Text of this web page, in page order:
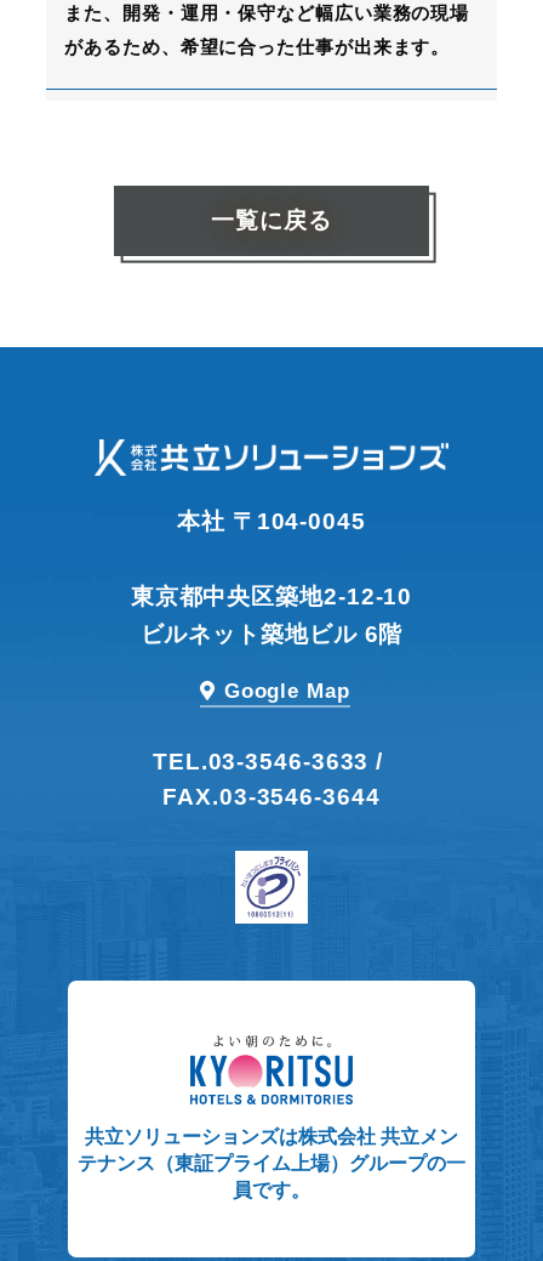
また、開発・運用・保守など幅広い業務の現場
があるため、希望に合った仕事が出来ます。
一覧に戻る
本社 〒104-0045
東京都中央区築地2-12-10
ビルネット築地ビル 6階
Google Map
TEL.03-3546-3633 /
FAX.03-3546-3644
共立ソリューションズは株式会社 共立メン
テナンス（東証プライム上場）グループの一
員です。